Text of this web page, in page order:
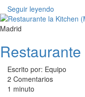
Seguir leyendo
Madrid
Escrito por: Equipo
2 Comentarios
1 minuto